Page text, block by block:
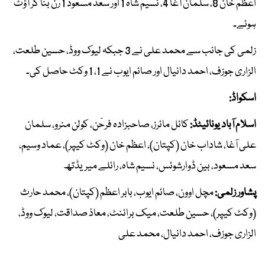
اعظم خان 8، سلمان آغا 4، نسیم شاہ 1 اور سعد مسعود 1 رن بنا کر آؤٹ
ہوئے۔
زلمی کی جانب سے محمد علی نے 3 جبکہ لیوک ووڈ، حسین طلعت،
الزاری جوزف، احمد دانیال اور صائم ایوب نے 1، 1 وکٹ حاصل کی۔
اسکواڈ:
اسلام آباد یونائیٹڈ:کائل مائرز، صاحبزادہ فرحٓن، کولن منرو، سلمان
علی آغا، شاداب خان (کپتان)، اعظم خان (وکٹ کیپر)، عماد وسیم،
سعد مسعود، بین ڈوارشوئس، نسیم شاہ، رائلے میریڈتھ
پشاور زلمی:مچل اوون، صائم ایوب، بابر اعظم (کپتان)، محمد حارث
(وکٹ کیپر)، حسین طلعت، میک برائنٹ، معاذ صداقت، لیوک ووڈ،
الزاری جوزف، احمد دانیال، محمد علی